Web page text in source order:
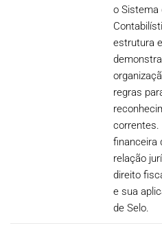
o Sistema
estrutura
regras
correntes.
financeira
relação
direito
e sua
de Selo.